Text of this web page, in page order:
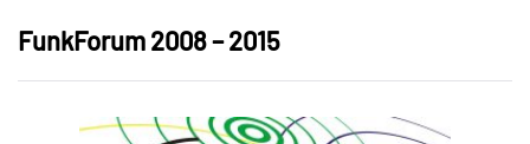
FunkForum 2008 – 2015